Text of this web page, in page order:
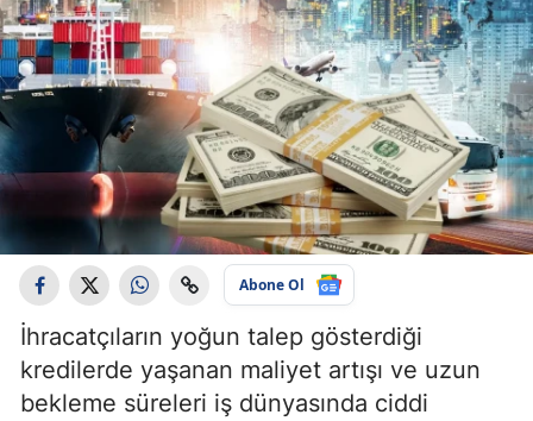
Abone Ol
İhracatçıların yoğun talep gösterdiği
kredilerde yaşanan maliyet artışı ve uzun
bekleme süreleri iş dünyasında ciddi